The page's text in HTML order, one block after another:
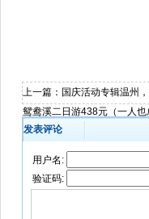
上一篇： 国庆活动专辑温州
鸳鸯溪二日游438元（一人也
发表评论
用户名:
验证码: